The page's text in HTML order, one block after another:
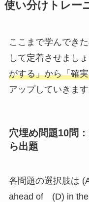
使い分けトレー
ここまで学んでき
して定着させましょ
がする」から「確
アップしていきます
穴埋め問題10問
ら出題
各問題の選択肢は
ahead of (D) in the